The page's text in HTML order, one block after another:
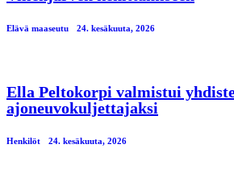
Elävä maaseutu 24. kesäkuuta, 2026
Ella Peltokorpi valmistui
ajoneuvokuljettajaksi
Henkilöt 24. kesäkuuta, 2026